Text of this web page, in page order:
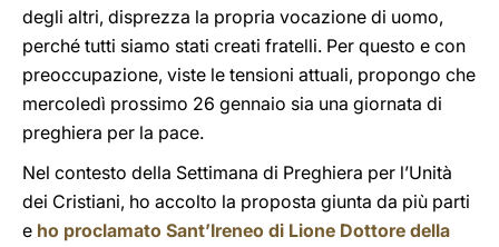
degli altri, disprezza la propria vocazione di uomo,
perché tutti siamo stati creati fratelli. Per questo e con
preoccupazione, viste le tensioni attuali, propongo che
mercoledì prossimo 26 gennaio sia una giornata di
preghiera per la pace.
Nel contesto della Settimana di Preghiera per l’Unità
dei Cristiani, ho accolto la proposta giunta da più parti
e ho proclamato Sant’Ireneo di Lione Dottore della